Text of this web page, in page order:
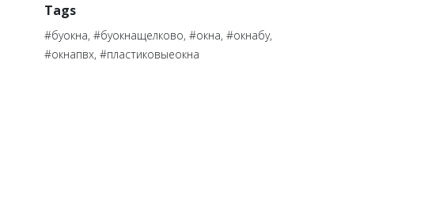
Tags
#буокна, #буокнащелково, #окна, #окнабу,
#окнапвх, #пластиковыеокна